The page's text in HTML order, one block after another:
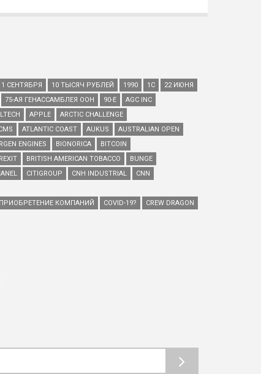
1 СЕНТЯБРЯ 10 ТЫСЯЧ РУБЛЕЙ 1990 1С
22 ИЮНЯ
75-АЯ ГЕНАССАМБЛЕЯ ООН 90-Е
AGC INC
APPLE
ARCTIC CHALLENGE
ATLANTIC COAST AUKUS
AUSTRALIAN OPEN
ENGINES BIONORICA
BITCOIN
BRITISH AMERICAN TOBACCO
BUNGE
CITIGROUP CNH INDUSTRIAL
CNN
КОМПАНИЙ
COVID-19?
CREW DRAGON